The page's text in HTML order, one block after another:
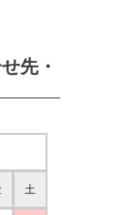
先・
土